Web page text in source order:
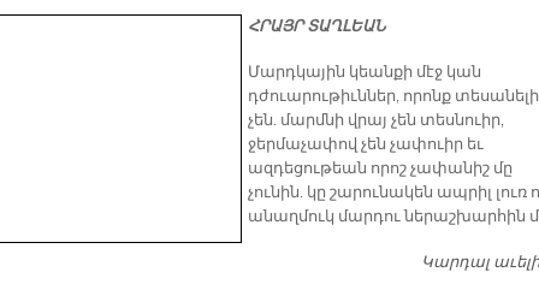
ՀՐԱՅՐ ՏԱՂԼԵԱՆ
Մարդկային կեանքի մէջ կան
դժուարութիւններ, որոնք տեսանելի
չեն. մարմնի վրայ չեն տեսնուիր,
ջերմաչափով չեն չափուիր եւ
ազդեցութեան որոշ չափանիշ մը
չունին. կը շարունակեն ապրիլ լուռ
անաղմուկ մարդու ներաշխարհին
Կարդալ